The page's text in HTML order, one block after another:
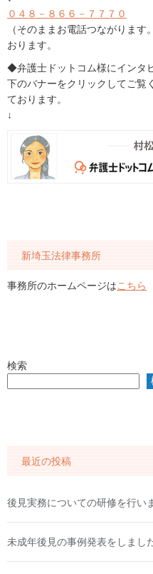
０４８－８６６－７７７０
（そのままお電話つながりま
おります。
◆弁護士ドットコム様にインタ
下のバナーをクリックしてご覧
ております。
↓
新埼玉法律事務所
事務所のホームページはこちら
検索
最近の投稿
後見実務についての研修を行い
未成年後見の事例発表をしまし